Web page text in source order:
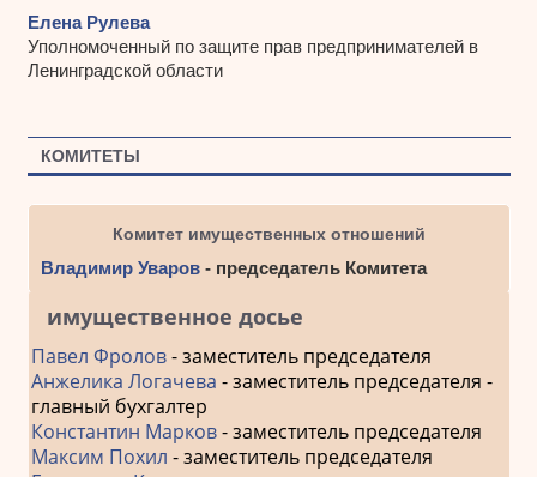
Елена Рулева
Уполномоченный по защите прав предпринимателей в
Ленинградской области
КОМИТЕТЫ
Комитет имущественных отношений
Владимир Уваров- председатель Комитета
имущественное досье
Павел Фролов- заместитель председателя
Анжелика Логачева - заместитель председателя -
главный бухгалтер
Константин Марков- заместитель председателя
Максим Похил - заместитель председателя